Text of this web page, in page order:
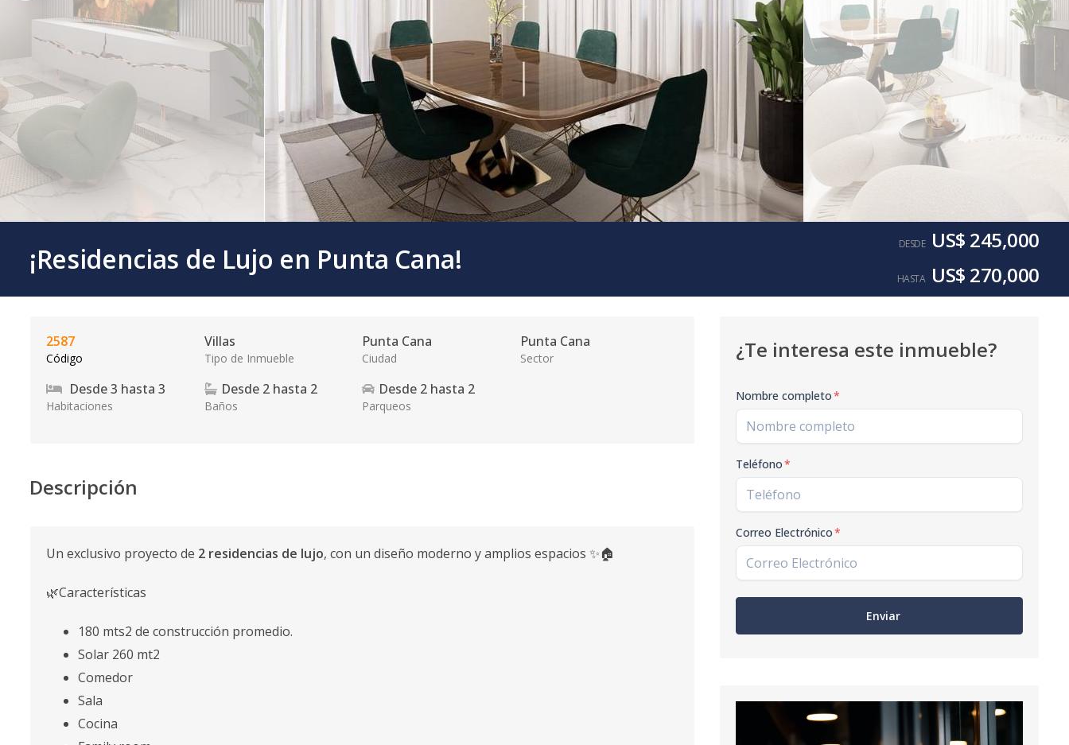
¡Residencias de Lujo en Punta Cana! DESDE US$ 245,000
HASTA US$ 270,000
2587
Código
Villas
Tipo de Inmueble
Punta Cana
Ciudad
Punta Cana
Sector
Desde3 hasta 3
Habitaciones
Desde 2hasta 2
Baños
Desde 2 hasta 2
Parqueos
Descripción
Un exclusivo proyecto de 2 residencias de lujo, con un diseño moderno y amplios espacios ✨🏠
🌿Características
180 mts2 de construcción promedio.
Solar 260 mt2
Comedor
Sala
Cocina
¿Te interesa este inmueble?
Nombre completo*
Teléfono*
Correo Electrónico*
Enviar